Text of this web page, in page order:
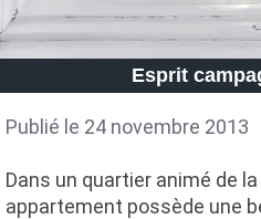
Esprit
Publié le 24 novembre 2013
Dans un quartier animé de
appartement possède une